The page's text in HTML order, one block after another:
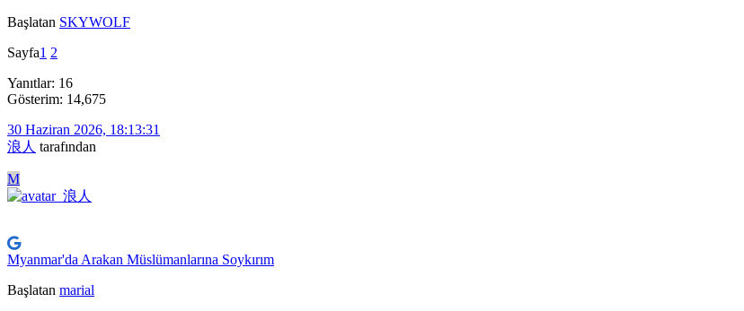
Başlatan SKYWOLF
Sayfa1 2
Yanıtlar: 16
Gösterim: 14,675
30 Haziran 2026, 18:13:31
浪人 tarafından
M
Myanmar'da Arakan Müslümanlarına Soykırım
Başlatan marial